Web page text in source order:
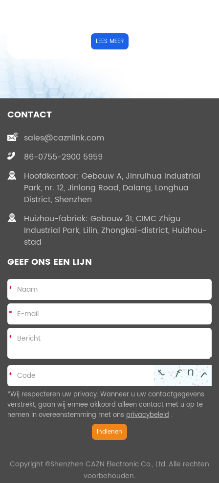
LEES MEER
CONTACT
sales@caznlink.com
86-0755-2900 5959
Hoofdkantoor: Gebouw A, Jinruihua Industrial
Park, nr. 12, Jinlong Road, Dalang, Longhua
District, Shenzhen
Huizhou-fabriek: Gebouw 31, CIMC Zhigu
Industrial Park, Lilin, Zhongkai-district, Huizhou-
stad
GEEF ONS EEN LIJN
*
*
*
*
*Wij respecteren uw privacy. Wanneer u uw contactgegevens
verstrekt, gaan wij ermee akkoord alleen contact met u op te
nemen in overeenstemming met ons privacybeleid .
Indienen
Copyright ©Shenzhen CAZN Electronic Co., Ltd. Alle rechten
voorbehouden.